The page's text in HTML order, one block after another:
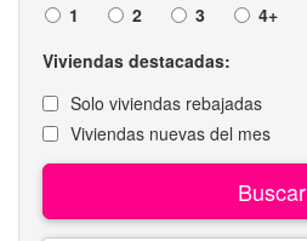
1
2 3 4+
Viviendas destacadas:
Solo viviendas rebajadas
Viviendas nuevas del mes
Buscar